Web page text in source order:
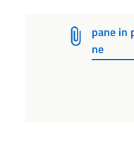
pane in
ne